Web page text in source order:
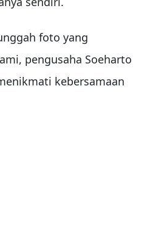
foto yang
pengusaha Soeharto
kebersamaan